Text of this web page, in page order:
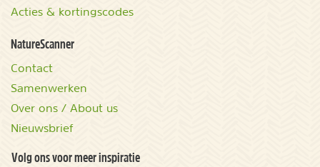
Acties & kortingscodes
NatureScanner
Contact
Samenwerken
Over ons / About us
Nieuwsbrief
Volg ons voor meer inspiratie